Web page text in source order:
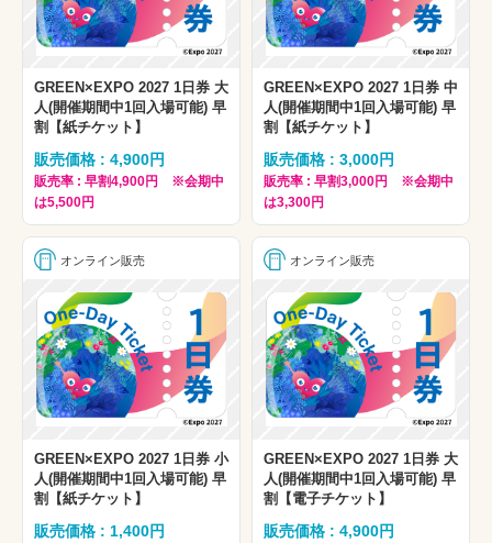
GREEN×EXPO 2027 1日券 大
人(開催期間中1回入場可能) 早
割【紙チケット】
販売価格 : 4,900円
販売率 : 早割4,900円 ※会期中
は5,500円
GREEN×EXPO 2027 1日券 中
人(開催期間中1回入場可能) 早
割【紙チケット】
販売価格 : 3,000円
販売率 : 早割3,000円 ※会期中
は3,300円
オンライン販売
GREEN×EXPO 2027 1日券 小
人(開催期間中1回入場可能) 早
割【紙チケット】
販売価格 : 1,400円
オンライン販売
GREEN×EXPO 2027 1日券 大
人(開催期間中1回入場可能) 早
割【電子チケット】
販売価格 : 4,900円